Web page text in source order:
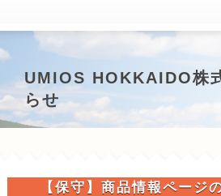
UMIOS HOKKAIDO株
らせ
【保守】商品情報ページ